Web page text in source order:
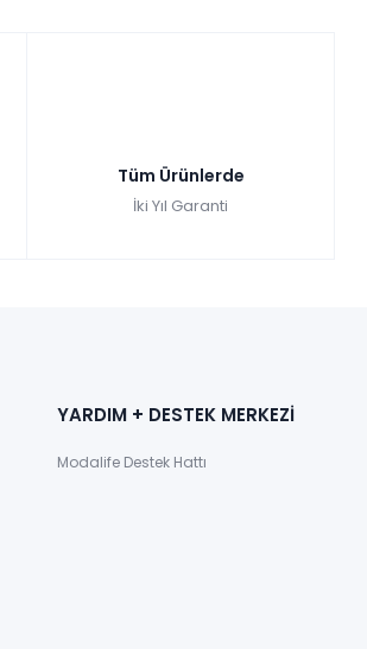
Tüm Ürünlerde
İki Yıl Garanti
YARDIM + DESTEK MERKEZİ
Modalife Destek Hattı